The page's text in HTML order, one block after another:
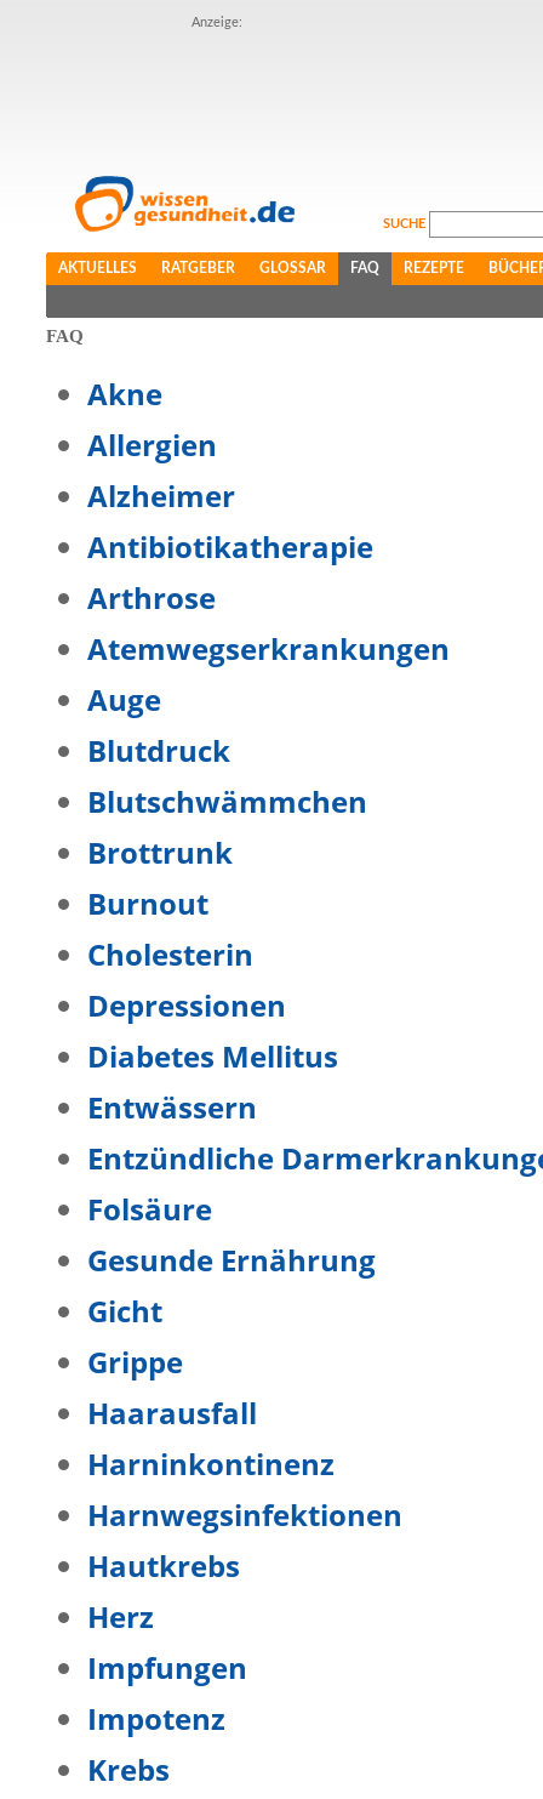
Anzeige:
SUCHE
AKTUELLES RATGEBER GLOSSAR FAQ REZEPTE
FAQ
Akne
Allergien
Alzheimer
Antibiotikatherapie
Arthrose
Atemwegserkrankungen
Auge
Blutdruck
Blutschwämmchen
Brottrunk
Burnout
Cholesterin
Depressionen
Diabetes Mellitus
Entwässern
Entzündliche
Folsäure
Gesunde Ernährung
Gicht
Grippe
Haarausfall
Harninkontinenz
Harnwegsinfektionen
Hautkrebs
Herz
Impfungen
Impotenz
Krebs